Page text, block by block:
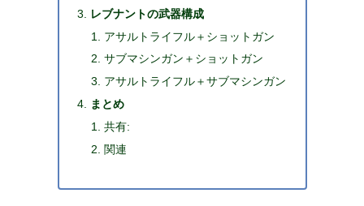
レブナントの武器構成
アサルトライフル＋ショットガン
サブマシンガン＋ショットガン
アサルトライフル＋サブマシンガン
まとめ
共有:
関連